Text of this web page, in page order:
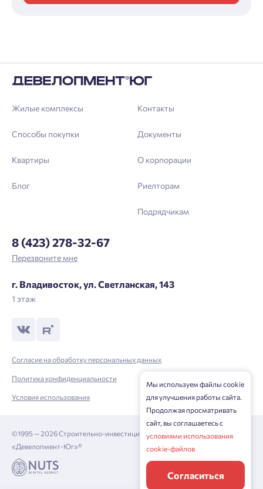
Жилые комплексы
Способы покупки
Квартиры
Блог
Контакты
Документы
О корпорации
Риелторам
Подрядчикам
8 (423) 278-32-67
Перезвоните мне
г. Владивосток, ул. Светланская, 143
1 этаж
Согласие на обработку персональных данных
Политика конфиденциальности
Условия использования
©1995 — 2026 Строительно-инвестиционная корпорация
«Девелопмент-Юг»®
Мы используем файлы cookie
для улучшения работы сайта.
Продолжая просматривать
сайт, вы соглашаетесь с
условиями использования
cookie-файлов
Согласиться